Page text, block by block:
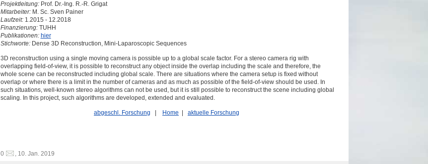
Projektleitung: Prof. Dr.-Ing. R.-R. Grigat
Mitarbeiter: M. Sc. Sven Painer
Laufzeit: 1.2015 - 12.2018
Finanzierung: TUHH
Publikationen: hier
Stichworte: Dense 3D Reconstruction, Mini-Laparoscopic Sequences
3D reconstruction using a single moving camera is possible up to a global scale factor. For a stereo camera rig with
overlapping field-of-view, it is possible to reconstruct any object inside the overlap including the scale and therefore, the
whole scene can be reconstructed including global scale. There are situations where the camera setup is fixed without
overlap or where there is a limit in the number of cameras and as much as possible of the field-of-view should be used. In
such situations, well-known stereo algorithms can not be used, but it is still possible to reconstruct the scene including global
scaling. In this project, such algorithms are developed, extended and evaluated.
abgeschl. Forschung Home aktuelle Forschung
0 , 10. Jan. 2019